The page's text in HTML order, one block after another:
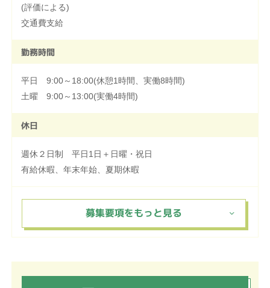
(評価による)
交通費支給
勤務時間
平日 9:00～18:00(休憩1時間、実働8時間)
土曜 9:00～13:00(実働4時間)
休日
週休２日制 平日1日＋日曜・祝日
有給休暇、年末年始、夏期休暇